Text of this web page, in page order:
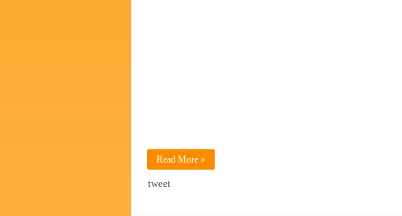
Read More »
tweet